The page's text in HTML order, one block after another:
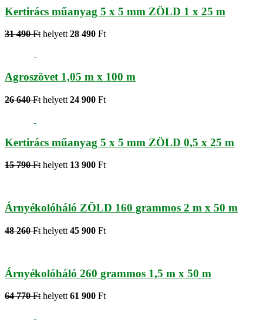
Kertirács műanyag 5 x 5 mm ZÖLD 1 x 25 m
31 490 Fthelyett28 490 Ft
Agroszövet 1,05 m x 100 m
26 640 Ft helyett 24 900 Ft
Kertirács műanyag 5 x 5 mm ZÖLD 0,5 x 25 m
15 790 Ft helyett 13 900 Ft
Árnyékolóháló ZÖLD 160 grammos 2 m x 50 m
48 260 Ft helyett 45 900 Ft
Árnyékolóháló 260 grammos 1,5 m x 50 m
64 770 Ft helyett 61 900 Ft